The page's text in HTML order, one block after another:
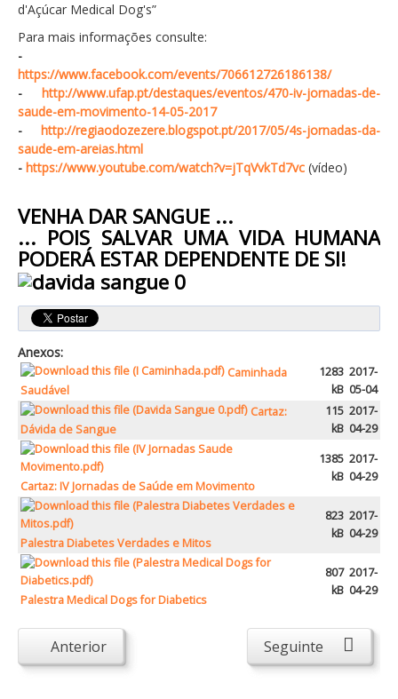
d'Açúcar Medical Dog's”
Para mais informações consulte:
-
https://www.facebook.com/events/706612726186138/
- http://www.ufap.pt/destaques/eventos/470-iv-jornadas-de-
saude-em-movimento-14-05-2017
- http://regiaodozezere.blogspot.pt/2017/05/4s-jornadas-da-
saude-em-areias.html
- https://www.youtube.com/watch?v=jTqVvkTd7vc (vídeo)
VENHA DAR SANGUE ...
... POIS SALVAR UMA VIDA HUMANA
PODERÁ ESTAR DEPENDENTE DE SI!
Anexos:
Caminhada
Saudável
1283
kB
2017-
05-04
Cartaz:
Dávida de Sangue
115
kB
2017-
04-29
Cartaz: IV Jornadas de Saúde em Movimento
1385
kB
2017-
04-29
Palestra Diabetes Verdades e Mitos
823
kB
2017-
04-29
Palestra Medical Dogs for Diabetics
807
kB
2017-
04-29
Anterior Seguinte